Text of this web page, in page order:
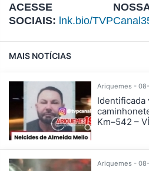
ACESSE
SOCIAIS: lnk.bio/
MAIS NOTÍCIAS
Ariquemes -
Identificada
Km–542 –
Ariquemes -